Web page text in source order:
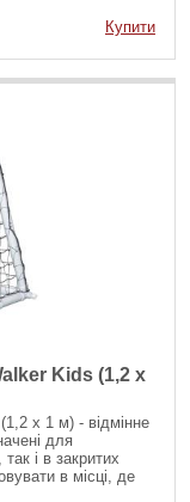
важливо для
Купити
Kids (1,2 x
x 1 м) - відмінне
для
і в закритих
в місці, де